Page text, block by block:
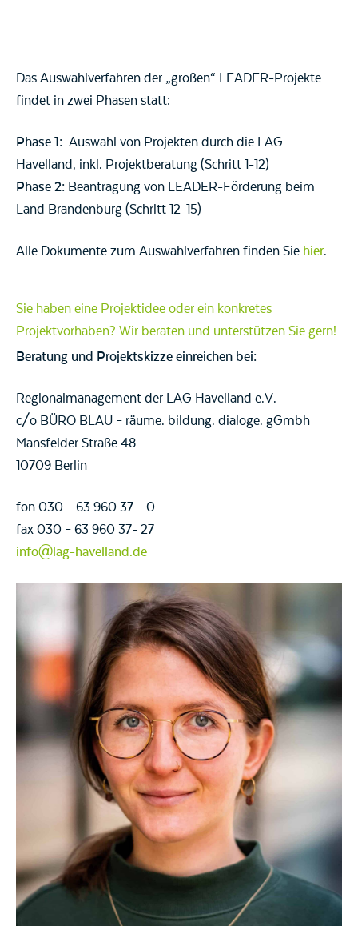
Das Auswahlverfahren der „großen“ LEADER-Projekte
findet in zwei Phasen statt:
Phase 1: Auswahl von Projekten durch die LAG
Havelland, inkl. Projektberatung (Schritt 1-12)
Phase 2: Beantragung von LEADER-Förderung beim
Land Brandenburg (Schritt 12-15)
Alle Dokumente zum Auswahlverfahren finden Sie hier.
Sie haben eine Projektidee oder ein konkretes
Projektvorhaben? Wir beraten und unterstützen Sie gern!
Beratung und Projektskizze einreichen bei:
Regionalmanagement der LAG Havelland e.V.
c/o BÜRO BLAU – räume. bildung. dialoge. gGmbh
Mansfelder Straße 48
10709 Berlin
fon 030 – 63 960 37 – 0
fax 030 – 63 960 37- 27
info@lag-havelland.de